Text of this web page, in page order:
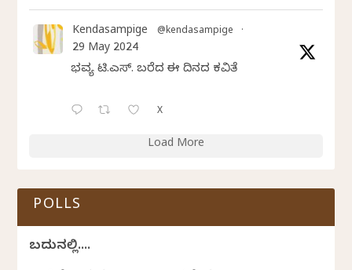
Kendasampige @kendasampige ·
29 May 2024
ಭವ್ಯ ಟಿ.ಎಸ್. ಬರೆದ ಈ ದಿನದ ಕವಿತೆ
X
Load More
POLLS
ಬದುಕಿನಲ್ಲಿ....